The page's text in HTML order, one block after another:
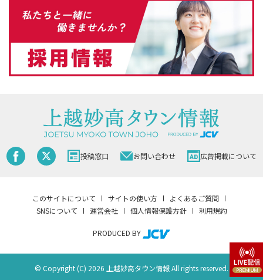
投稿窓口 お問い合わせ 広告掲載について
このサイトについて サイトの使い方
よくあるご質問
SNSについて
運営会社 個人情報保護方針 利用規約
PRODUCED BY
© Copyright (C) 2026 上越妙高タウン情報 All rights reserved.